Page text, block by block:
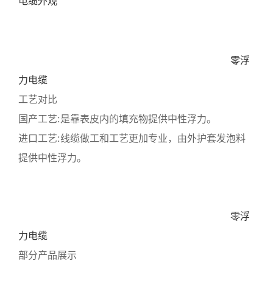
零浮
力电缆
工艺对比
国产工艺:是靠表皮内的填充物提供中性浮力。
进口工艺:线缆做工和工艺更加专业，由外护套发泡料
提供中性浮力。
零浮
力电缆
部分产品展示